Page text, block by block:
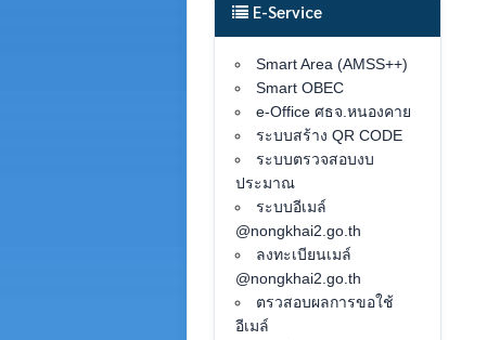
E-Service
Smart Area (AMSS++)
Smart OBEC
e-Office ศธจ.หนองคาย
ระบบสร้าง QR CODE
ระบบตรวจสอบงบ
ประมาณ
ระบบอีเมล์
@nongkhai2.go.th
ลงทะเบียนเมล์
@nongkhai2.go.th
ตรวสอบผลการขอใช้
อีเมล์